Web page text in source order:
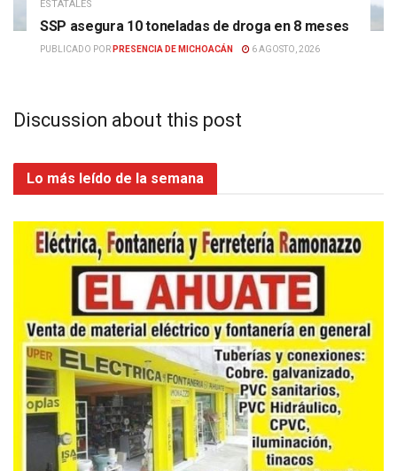
ESTATALES
SSP asegura 10 toneladas de droga en 8 meses
PUBLICADO POR PRESENCIA DE MICHOACÁN 6 AGOSTO, 2026
Discussion about this post
Lo más leído de la semana